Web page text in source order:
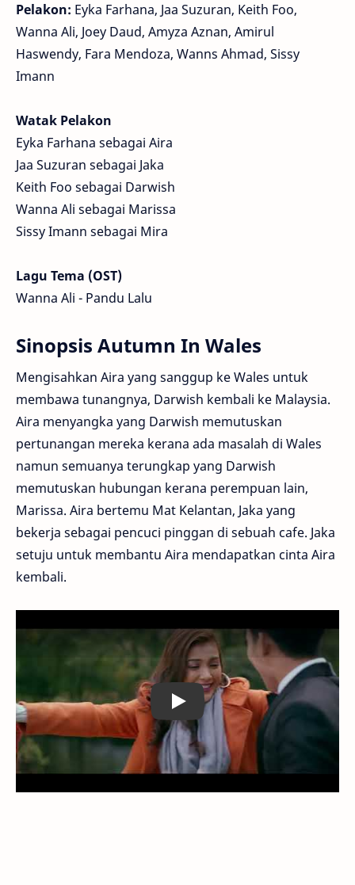
Pelakon: Eyka Farhana, Jaa Suzuran, Keith Foo,
Wanna Ali, Joey Daud, Amyza Aznan, Amirul
Haswendy, Fara Mendoza, Wanns Ahmad, Sissy
Imann
Watak Pelakon
Eyka Farhana sebagai Aira
Jaa Suzuran sebagai Jaka
Keith Foo sebagai Darwish
Wanna Ali sebagai Marissa
Sissy Imann sebagai Mira
Lagu Tema (OST)
Wanna Ali - Pandu Lalu
Sinopsis Autumn In Wales
Mengisahkan Aira yang sanggup ke Wales untuk
membawa tunangnya, Darwish kembali ke Malaysia.
Aira menyangka yang Darwish memutuskan
pertunangan mereka kerana ada masalah di Wales
namun semuanya terungkap yang Darwish
memutuskan hubungan kerana perempuan lain,
Marissa. Aira bertemu Mat Kelantan, Jaka yang
bekerja sebagai pencuci pinggan di sebuah cafe. Jaka
setuju untuk membantu Aira mendapatkan cinta Aira
kembali.
Play